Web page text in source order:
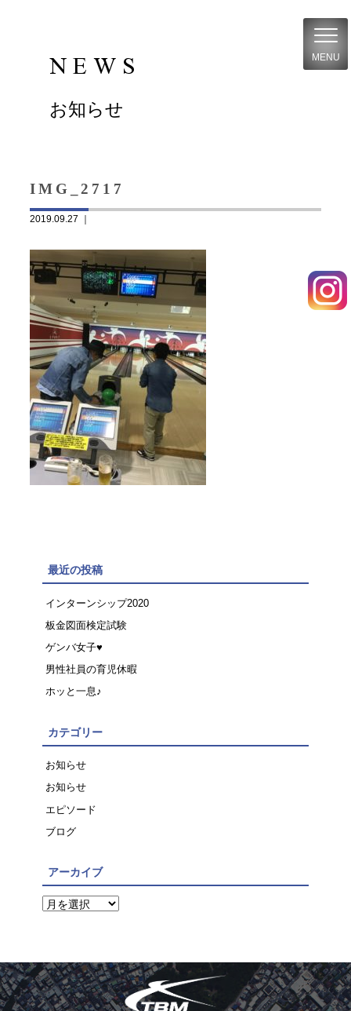
MENU
NEWS
お知らせ
IMG_2717
2019.09.27 ｜
最近の投稿
インターンシップ2020
板金図面検定試験
ゲンバ女子♥
男性社員の育児休暇
ホッと一息♪
カテゴリー
お知らせ
お知らせ
エピソード
ブログ
アーカイブ